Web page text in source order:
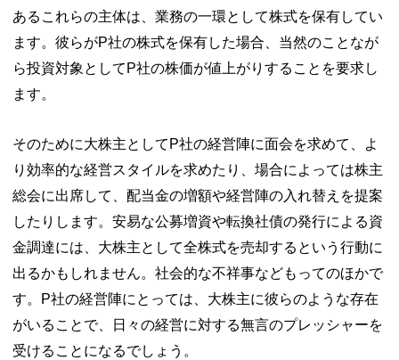
あるこれらの主体は、業務の一環として株式を保有してい
ます。彼らがP社の株式を保有した場合、当然のことなが
ら投資対象としてP社の株価が値上がりすることを要求し
ます。
そのために大株主としてP社の経営陣に面会を求めて、よ
り効率的な経営スタイルを求めたり、場合によっては株主
総会に出席して、配当金の増額や経営陣の入れ替えを提案
したりします。安易な公募増資や転換社債の発行による資
金調達には、大株主として全株式を売却するという行動に
出るかもしれません。社会的な不祥事などもってのほかで
す。P社の経営陣にとっては、大株主に彼らのような存在
がいることで、日々の経営に対する無言のプレッシャーを
受けることになるでしょう。